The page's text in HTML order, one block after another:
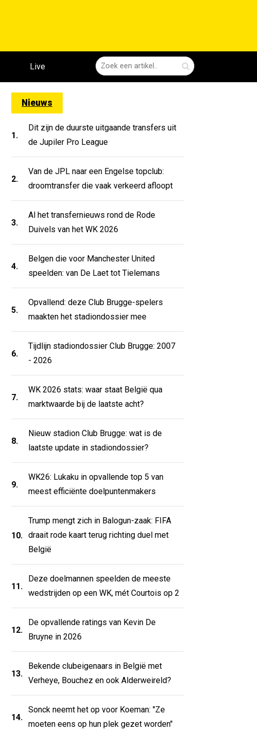
Live
Nieuws
1.
Dit zijn de duurste uitgaande transfers uit
de Jupiler Pro League
2.
Van de JPL naar een Engelse topclub:
droomtransfer die vaak verkeerd afloopt
3.
Al het transfernieuws rond de Rode
Duivels van het WK 2026
4.
Belgen die voor Manchester United
speelden: van De Laet tot Tielemans
5.
Opvallend: deze Club Brugge-spelers
maakten het stadiondossier mee
6.
Tijdlijn stadiondossier Club Brugge: 2007
- 2026
7.
WK 2026 stats: waar staat België qua
marktwaarde bij de laatste acht?
8.
Nieuw stadion Club Brugge: wat is de
laatste update in stadiondossier?
9.
WK26: Lukaku in opvallende top 5 van
meest efficiënte doelpuntenmakers
10.
Trump mengt zich in Balogun-zaak: FIFA
draait rode kaart terug richting duel met
België
11.
Deze doelmannen speelden de meeste
wedstrijden op een WK, mét Courtois op 2
12.
De opvallende ratings van Kevin De
Bruyne in 2026
13.
Bekende clubeigenaars in België met
Verheye, Bouchez en ook Alderweireld?
14.
Sonck neemt het op voor Koeman: "Ze
moeten eens op hun plek gezet worden"